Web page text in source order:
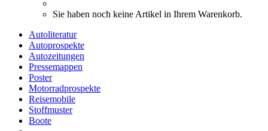
Sie haben noch keine Artikel in Ihrem Warenkorb.
Autoliteratur
Autoprospekte
Autozeitungen
Pressemappen
Poster
Motorradprospekte
Reisemobile
Stoffmuster
Boote